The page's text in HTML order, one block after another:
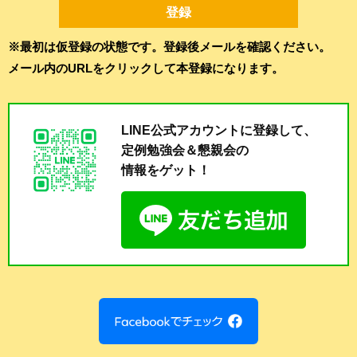
※最初は仮登録の状態です。登録後メールを確認ください。
メール内のURLをクリックして本登録になります。
LINE公式アカウントに登録して、
定例勉強会＆懇親会の
情報をゲット！